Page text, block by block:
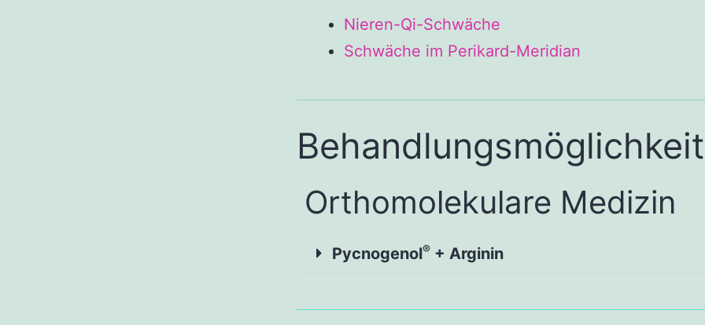
Nieren-Qi-Schwäche
Schwäche im Perikard-Meridian
Orthomolekulare Medizin
Pycnogenol® + Arginin